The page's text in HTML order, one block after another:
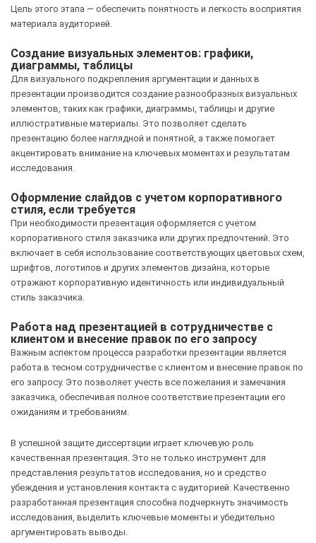
Цель этого этапа — обеспечить понятность и легкость восприятия
материала аудиторией.
Создание визуальных элементов: графики,
диаграммы, таблицы
Для визуального подкрепления аргументации и данных в
презентации производится создание разнообразных визуальных
элементов, таких как графики, диаграммы, таблицы и другие
иллюстративные материалы. Это позволяет сделать
презентацию более наглядной и понятной, а также помогает
акцентировать внимание на ключевых моментах и результатам
исследования.
Оформление слайдов с учетом корпоративного
стиля, если требуется
При необходимости презентация оформляется с учетом
корпоративного стиля заказчика или других предпочтений. Это
включает в себя использование соответствующих цветовых схем,
шрифтов, логотипов и других элементов дизайна, которые
отражают корпоративную идентичность или индивидуальный
стиль заказчика.
Работа над презентацией в сотрудничестве с
клиентом и внесение правок по его запросу
Важным аспектом процесса разработки презентации является
работа в тесном сотрудничестве с клиентом и внесение правок по
его запросу. Это позволяет учесть все пожелания и замечания
заказчика, обеспечивая полное соответствие презентации его
ожиданиям и требованиям.
В успешной защите диссертации играет ключевую роль
качественная презентация. Это не только инструмент для
представления результатов исследования, но и средство
убеждения и установления контакта с аудиторией. Качественно
разработанная презентация способна подчеркнуть значимость
исследования, выделить ключевые моменты и убедительно
аргументировать выводы.